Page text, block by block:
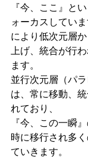
『今、ここ』と
ォーカスしてい
により低次元層
上げ、統合が行
ます。
並行次元層（パ
は、常に移動、
れており、
『今、この一瞬
時に移行され多
ていきます。